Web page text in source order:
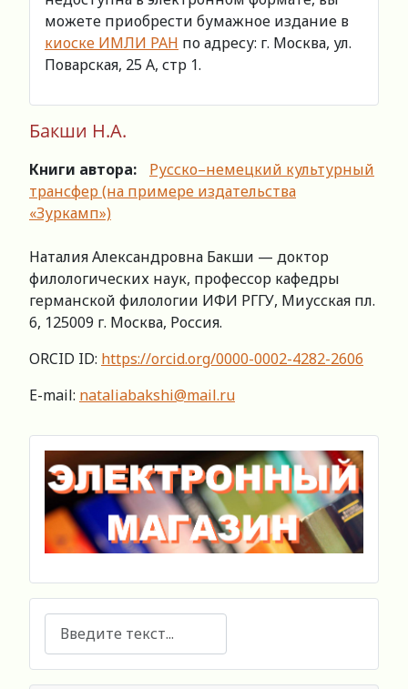
можете приобрести бумажное издание в
киоске ИМЛИ РАН по адресу: г. Москва, ул.
Поварская, 25 А, стр 1.
Бакши Н.А.
Книги автора:
Русско–немецкий культурный
трансфер (на примере издательства
«Зуркамп»)
Наталия Александровна Бакши — доктор
филологических наук, профессор кафедры
германской филологии ИФИ РГГУ, Миусская пл.
6, 125009 г. Москва, Россия.
ORCID ID: https://orcid.org/0000-0002-4282-2606
E-mail: nataliabakshi@mail.ru
Поиск